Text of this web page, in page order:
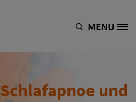
MENU
Schlafapnoe und